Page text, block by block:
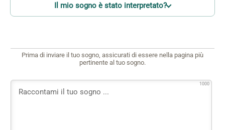
Il mio sogno è stato interpretato?
Prima di inviare il tuo sogno, assicurati di essere nella pagina più
pertinente al tuo sogno.
1000